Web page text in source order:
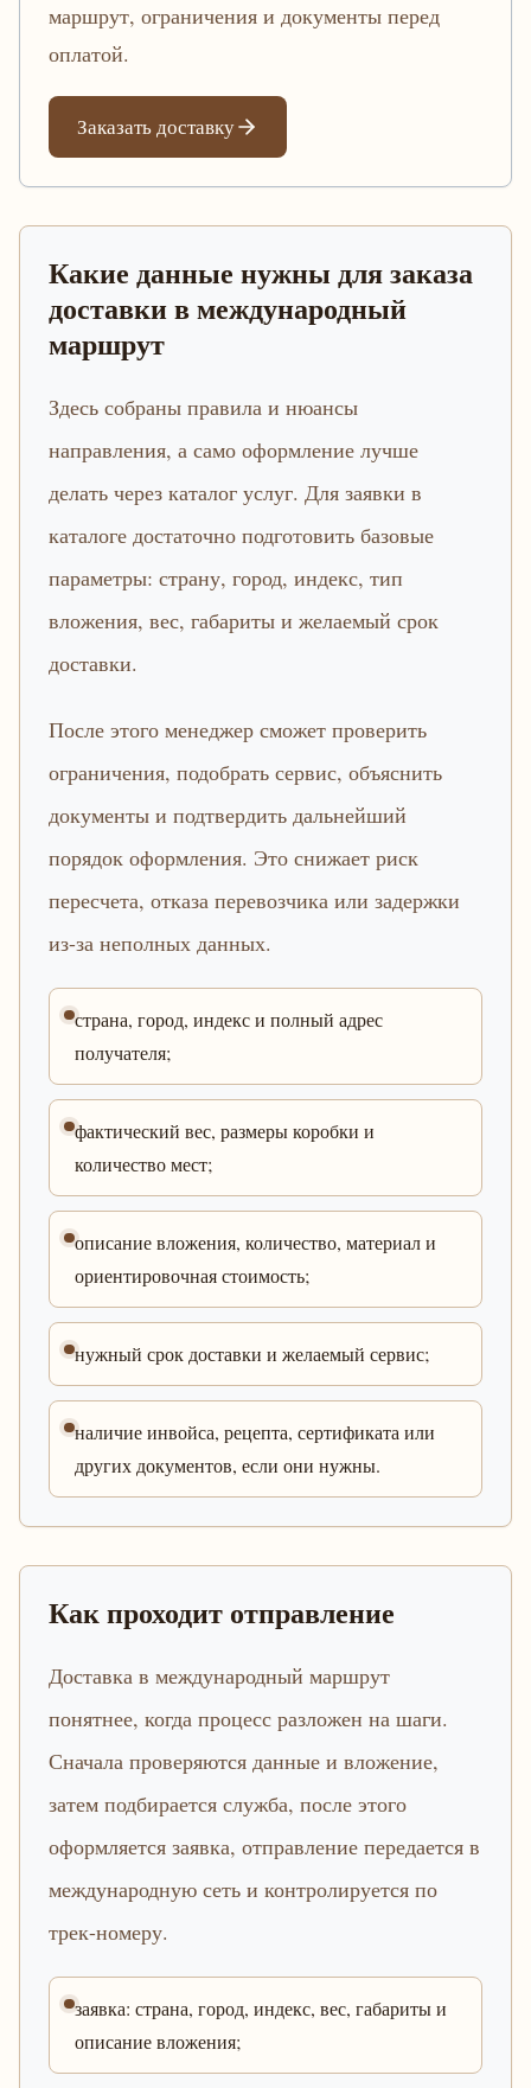
маршрут, ограничения и документы перед
оплатой.
Заказать доставку
Какие данные нужны для заказа
доставки в международный
маршрут
Здесь собраны правила и нюансы
направления, а само оформление лучше
делать через каталог услуг. Для заявки в
каталоге достаточно подготовить базовые
параметры: страну, город, индекс, тип
вложения, вес, габариты и желаемый срок
доставки.
После этого менеджер сможет проверить
ограничения, подобрать сервис, объяснить
документы и подтвердить дальнейший
порядок оформления. Это снижает риск
пересчета, отказа перевозчика или задержки
из-за неполных данных.
страна, город, индекс и полный адрес
получателя;
фактический вес, размеры коробки и
количество мест;
описание вложения, количество, материал и
ориентировочная стоимость;
нужный срок доставки и желаемый сервис;
наличие инвойса, рецепта, сертификата или
других документов, если они нужны.
Как проходит отправление
Доставка в международный маршрут
понятнее, когда процесс разложен на шаги.
Сначала проверяются данные и вложение,
затем подбирается служба, после этого
оформляется заявка, отправление передается в
международную сеть и контролируется по
трек-номеру.
заявка: страна, город, индекс, вес, габариты и
описание вложения;